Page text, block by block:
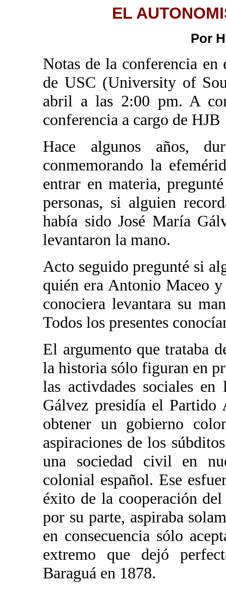
EL
Por
Notas de la conferencia
de USC (University of
abril a las 2:00 pm. A
conferencia a cargo de HJB
Hace algunos años,
conmemorando la
entrar en materia,
personas, si alguien
había sido José María
levantaron la mano.
Acto seguido pregunté si
quién era Antonio Maceo
conociera levantara su
Todos los presentes
El argumento que trataba
la historia sólo figuran en
las activdades sociales
Gálvez presidía el Partido
obtener un gobierno
aspiraciones de los
una sociedad civil en
colonial español. Ese
éxito de la cooperación
por su parte, aspiraba
en consecuencia sólo
extremo que dejó
Baraguá en 1878.